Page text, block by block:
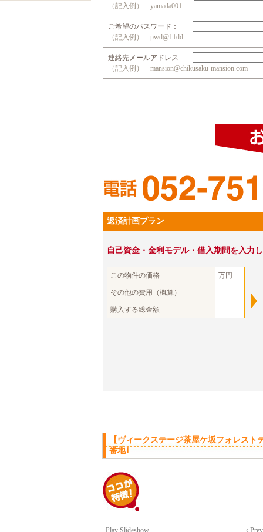
（記入例） yamada001
ご希望のパスワード：
（記入例） pwd@11dd
連絡先メールアドレス
（記入例） mansion@chikusaku-mansion.com
返済計画プラン
自己資金・金利モデル・借入期間を入力
この物件の価格 万円
その他の費用（概算）
購入する総金額
【ヴィークステージ茶屋ケ坂フォレス
番地1
Play Slideshow ‹